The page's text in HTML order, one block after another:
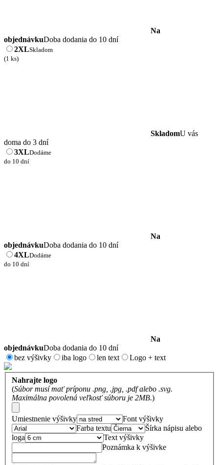
Na
objednávkuDoba dodania do 10 dní
2XLSkladom
(1 ks)
SkladomU vás
doma do 3 dní
3XLDodáme
do 10 dní
Na
objednávkuDoba dodania do 10 dní
4XLDodáme
do 10 dní
Na
objednávkuDoba dodania do 10 dní
bez výšivky
iba logo len text Logo + text
Nahrajte logo
(Súbor musí mať príponu .png, .jpg, .pdf alebo .svg.
Maximálna povolená veľkosť súboru je 2MB.)
Umiestnenie výšivky
Font výšivky
Farba textu
Šírka nápisu alebo
loga
Text výšivky
Poznámka k výšivke